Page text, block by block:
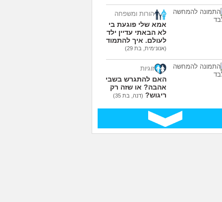
הורות ומשפחה
אמא שלי פוגעת בי כי
לא הבאתי עדיין ילדים
לעולם. איך להתמודד?
(אנונימית, בת 29)
זוגיות
האם להתגרש בשביל
אהבה? או שזה רק
ריגוש? (דנה, בת 35)